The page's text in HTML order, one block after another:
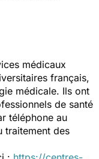
médicaux
français,
médicale. Ils ont
de santé
téléphone au
traitement des